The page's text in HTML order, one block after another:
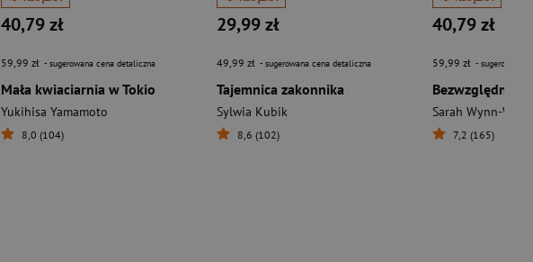
40,79 zł
59,99 zł - sugerowana cena detaliczna
Mała kwiaciarnia w Tokio
Yukihisa Yamamoto
8,0 (104)
29,99 zł
49,99 zł - sugerowana cena detaliczna
Tajemnica zakonnika
Sylwia Kubik
8,6 (102)
40,79 zł
59,99 zł - sugerowana
Sarah Wynn-
7,2 (165)